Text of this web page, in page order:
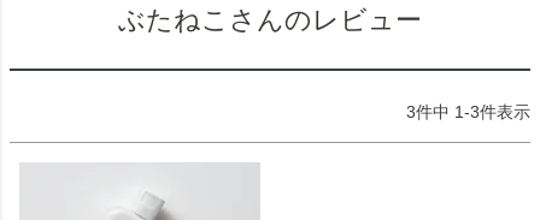
ぶたねこさんのレビュー
3件中 1-3件表示